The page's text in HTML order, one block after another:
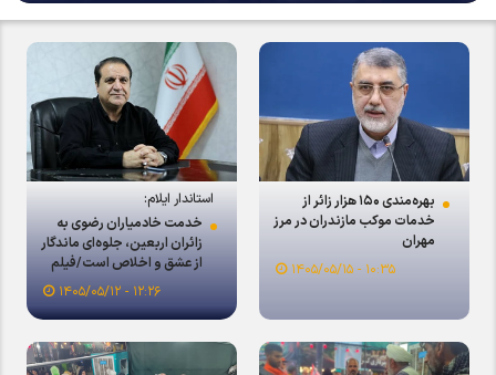
بهره‌مندی ۱۵۰ هزار زائر از
خدمات موکب مازندران در مرز
مهران
۱۰:۳۵ - ۱۴۰۵/۰۵/۱۵
استاندار ایلام:
خدمت خادمیاران رضوی به
زائران اربعین، جلوه‌ای ماندگار
از عشق و اخلاص است/فیلم
۱۲:۲۶ - ۱۴۰۵/۰۵/۱۲